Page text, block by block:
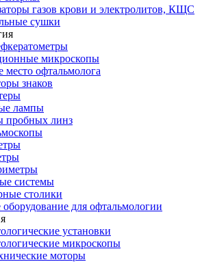
газов крови и электролитов, КЩС
сушки
микроскопы
место офтальмолога
знаков
лампы
пробных линз
системы
столики
для офтальмологии
установки
микроскопы
моторы